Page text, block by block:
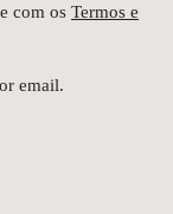
e com os Termos e
email.